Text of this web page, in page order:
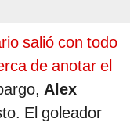
salió con todo
de anotar el
Alex
El goleador